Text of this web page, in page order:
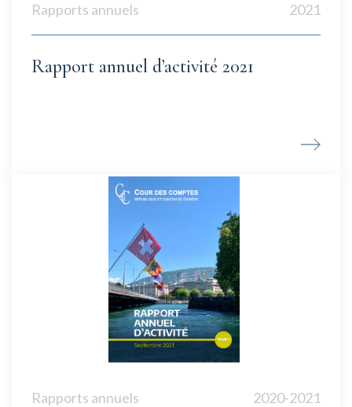
Rapports annuels 2021
Rapport annuel d’activité 2021
Rapports annuels 2020-2021